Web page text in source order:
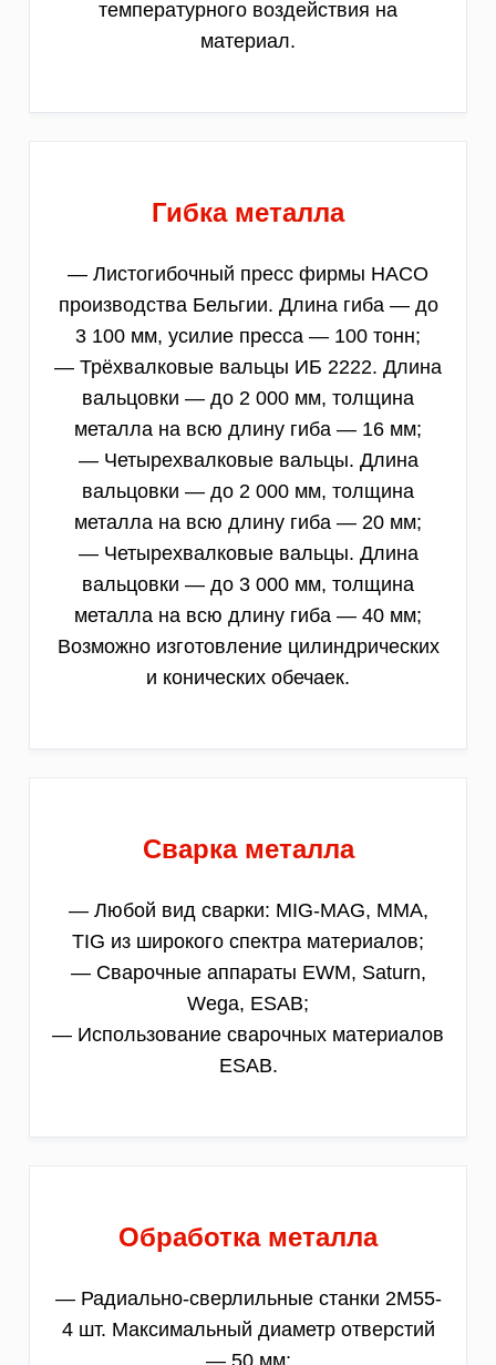
температурного воздействия на
материал.
Гибка металла
— Листогибочный пресс фирмы HACO
производства Бельгии. Длина гиба — до
3 100 мм, усилие пресса — 100 тонн;
— Трёхвалковые вальцы ИБ 2222. Длина
вальцовки — до 2 000 мм, толщина
металла на всю длину гиба — 16 мм;
— Четырехвалковые вальцы. Длина
вальцовки — до 2 000 мм, толщина
металла на всю длину гиба — 20 мм;
— Четырехвалковые вальцы. Длина
вальцовки — до 3 000 мм, толщина
металла на всю длину гиба — 40 мм;
Возможно изготовление цилиндрических
и конических обечаек.
Сварка металла
— Любой вид сварки: MIG-MAG, MMA,
TIG из широкого спектра материалов;
— Сварочные аппараты EWM, Saturn,
Wega, ESAB;
— Использование сварочных материалов
ESAB.
Обработка металла
— Радиально-сверлильные станки 2М55-
4 шт. Максимальный диаметр отверстий
— 50 мм;